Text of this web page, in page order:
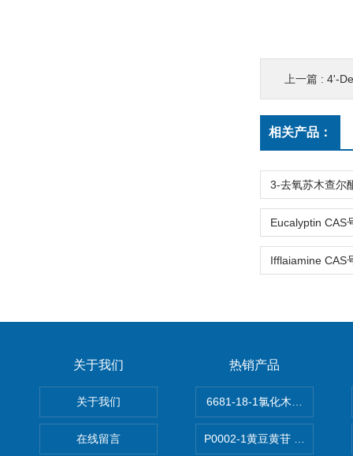
上一篇 : 4'-
相关产品：
关于我们
关于我们
在线留言
热销产品
6681-18-1氯化木兰花碱
P0002-1黄豆黄苷 40246-10-